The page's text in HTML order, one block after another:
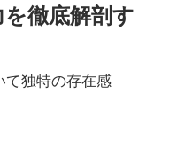
徹底解剖す
独特の存在感